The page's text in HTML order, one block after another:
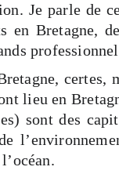
Je parle de
en Bretagne,
lieu en
sont des